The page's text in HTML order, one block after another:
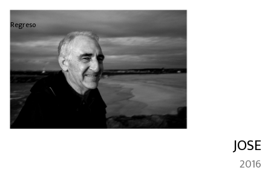
Regreso
JOSE
2016